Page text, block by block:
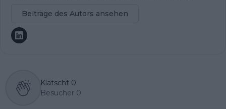
Beiträge des Autors ansehen
Klatscht 0
Besucher 0